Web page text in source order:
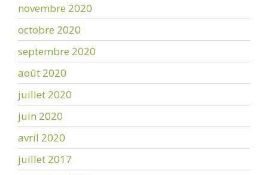
novembre 2020
octobre 2020
septembre 2020
août 2020
juillet 2020
juin 2020
avril 2020
juillet 2017